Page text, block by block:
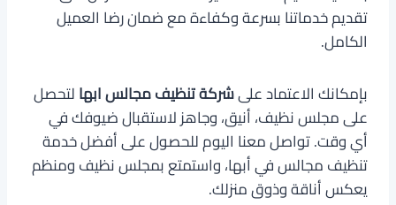
تقديم خدماتنا بسرعة وكفاءة مع ضمان رضا العميل
الكامل.
بإمكانك الاعتماد علىشركة تنظيف مجالس ابهالتحصل
على مجلس نظيف، أنيق، وجاهز لاستقبال ضيوفك في
أي وقت. تواصل معنا اليوم للحصول على أفضل خدمة
تنظيف مجالس في أبها، واستمتع بمجلس نظيف ومنظم
يعكس أناقة وذوق منزلك.